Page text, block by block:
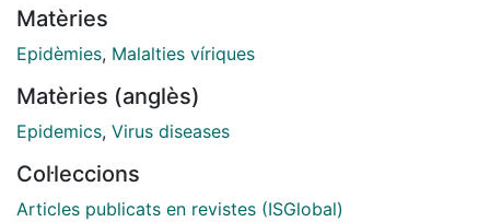
used for determining gestational age and other
anthropometric
of
microcephaly in four countries from two different
(Mozambique, Brazil, Guatemala and Colombia).
Alternative
Matèries
Epidèmies, Malalties víriques
Matèries (anglès)
Epidemics, Virus diseases
Col·leccions
Articles publicats en revistes (ISGlobal)